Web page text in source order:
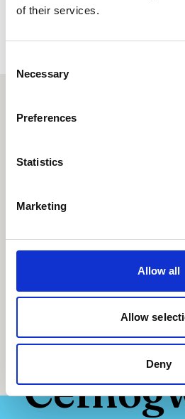
of their services.
Selection
Necessary
Preferences
Statistics
Marketing
Allow all
Allow
Deny
oherwydd yr amgylchedd
Tiwtor Trombôn Tenor